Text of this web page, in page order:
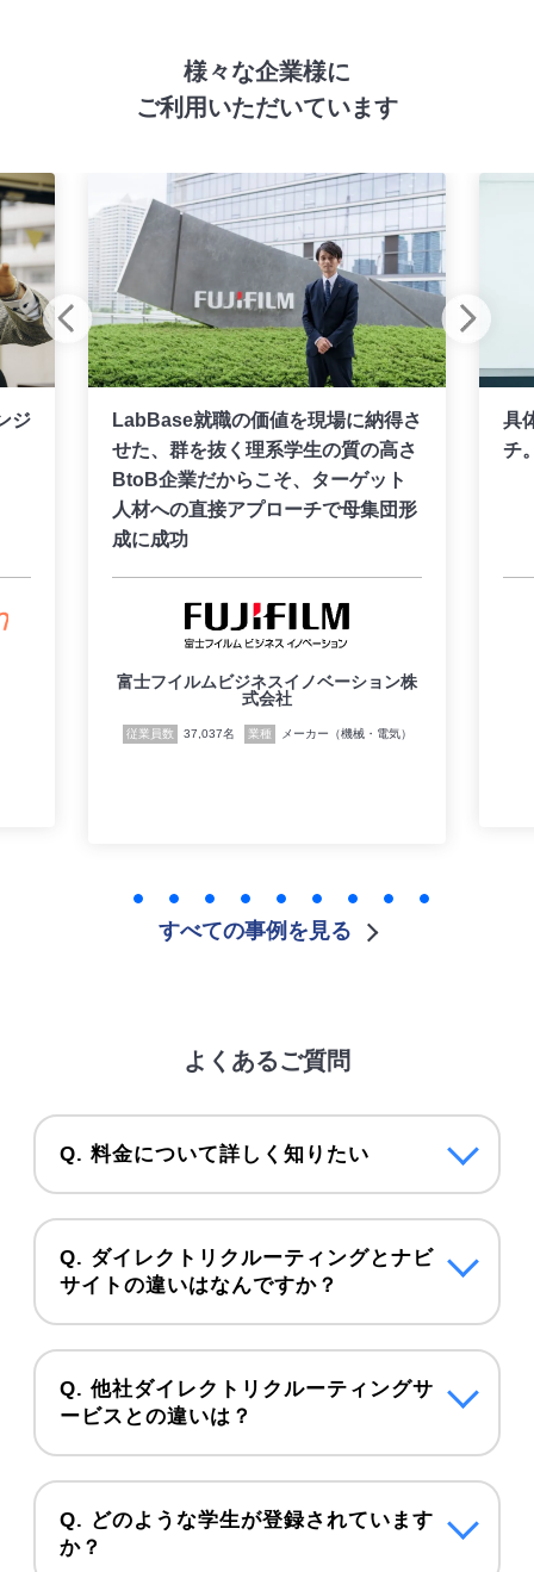
様々な企業様に
ご利用いただいています
ジ
LabBase就職の価値を現場に納得さ
せた、群を抜く理系学生の質の高さ
BtoB企業だからこそ、ターゲット
人材への直接アプローチで母集団形
成に成功
富士フイルムビジネスイノベーション株
式会社
従業員数 37,037名 業種 メーカー（機械・電気）
具
チ
すべての事例を見る
よくあるご質問
Q. 料金について詳しく知りたい
Q. ダイレクトリクルーティングとナビ
サイトの違いはなんですか？
Q. 他社ダイレクトリクルーティングサ
ービスとの違いは？
Q. どのような学生が登録されています
か？